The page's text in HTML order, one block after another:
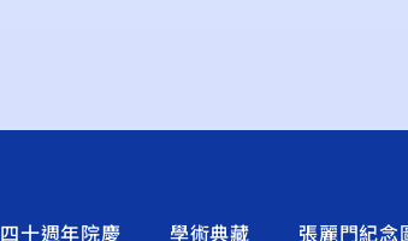
四十週年院慶 學術典藏 張麗門紀念